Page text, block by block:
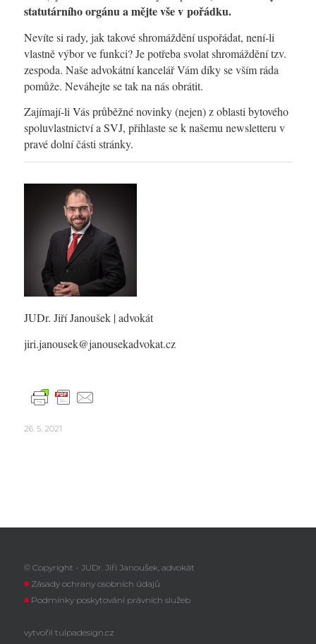
statutárního orgánu a mějte vše v pořádku.
Nevíte si rady, jak takové shromáždění uspořádat, není-li
vlastně výbor ve funkci? Je potřeba svolat shromáždění tzv.
zespoda. Naše advokátní kancelář Vám díky se vším ráda
pomůže. Neváhejte se tak na nás obrátit.
Zajímají-li Vás průběžné novinky (nejen) z oblasti bytového
spoluvlastnictví a SVJ, přihlaste se k našemu newsletteru v
pravé dolní části stránky.
JUDr. Jiří Janoušek | advokát
jiri.janousek@janousekadvokat.cz
26. 5. 2021
© Copyright - JUDr. Jiří Janoušek, advokát
■ Zásady ochrany osobních údajů
■ Podmínky poskytování právních služeb
vytvořil tulpadesign.cz